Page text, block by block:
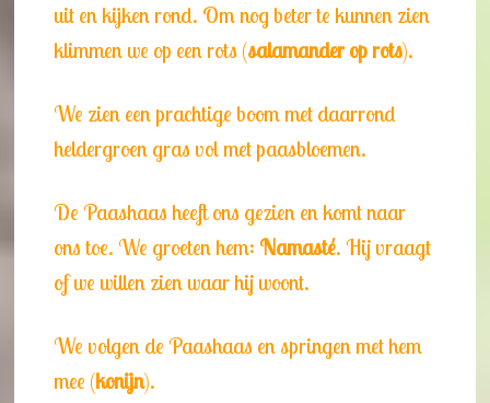
uit en kijken rond. Om nog beter te kunnen zien
klimmen we op een rots (salamander op rots).
We zien een prachtige boom met daarrond
heldergroen gras vol met paasbloemen.
De Paashaas heeft ons gezien en komt naar
ons toe. We groeten hem: Namasté. Hij vraagt
of we willen zien waar hij woont.
We volgen de Paashaas en springen met hem
mee (konijn).